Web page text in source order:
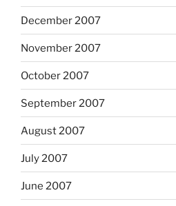
December 2007
November 2007
October 2007
September 2007
August 2007
July 2007
June 2007